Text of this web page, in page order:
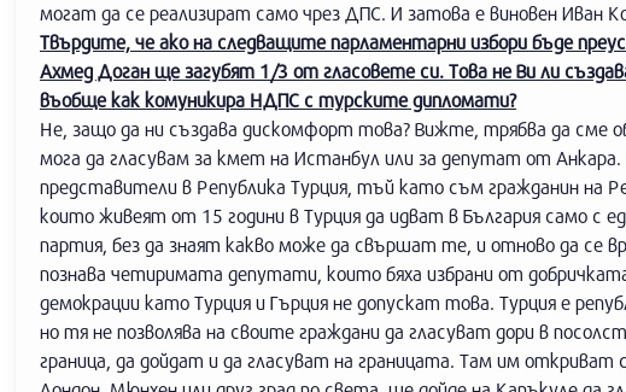
могат да се реализират само чрез ДПС. И затова е виновен Иван
Твърдите, че ако на следващите парламентарни избори бъде
Ахмед Доган ще загубят 1/3 от гласовете си. Това не Ви ли
въобще как комуникира НДПС с турските дипломати?
Не, защо да ни създава дискомфорт това? Вижте, трябва да сме
мога да гласувам за кмет на Истанбул или за депутат от
представители в Република Турция, тъй като съм гражданин на
които живеят от 15 години в Турция да идват в България само с
партия, без да знаят какво може да свършат те, и отново да се
познава четиримата депутати, които бяха избрани от
демокрации като Турция и Гърция не допускат това. Турция е
но тя не позволява на своите граждани да гласуват дори в
граница, да дойдат и да гласуват на границата. Там им